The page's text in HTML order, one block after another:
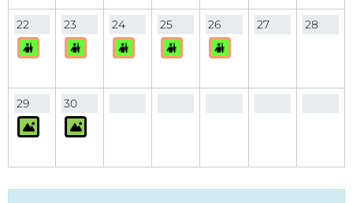
22 23 24 25 26 27 28
29 30